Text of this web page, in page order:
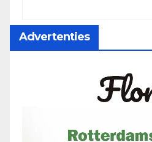
Advertenties